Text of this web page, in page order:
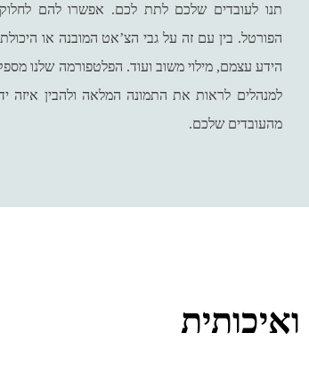
תנו לעובדים שלכם לתת לכם. אפשרו להם
הפורטל. בין עם זה על גבי הצ’אט המובנה או היכולת
הידע עצמם, מילוי משוב ועוד. הפלטפורמה שלנו
למנהלים לראות את התמונה המלאה ולהבין איזה
מהעובדים שלכם.